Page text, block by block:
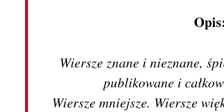
Wiersze znane i nieznane,
publikowane i
Wiersze mniejsze. Wiersze